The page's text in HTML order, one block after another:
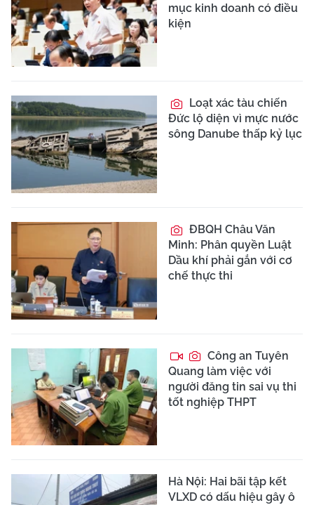
mục kinh doanh có điều
kiện
Loạt xác tàu chiến
Đức lộ diện vì mực nước
sông Danube thấp kỷ lục
ĐBQH Châu Văn
Minh: Phân quyền Luật
Dầu khí phải gắn với cơ
chế thực thi
Công an Tuyên
Quang làm việc với
người đăng tin sai vụ thi
tốt nghiệp THPT
Hà Nội: Hai bãi tập kết
VLXD có dấu hiệu gây ô